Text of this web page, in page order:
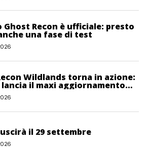
Ghost Recon è ufficiale: presto
una fase di test
Wildlands torna in azione:
il maxi aggiornamento
Rites
il 29 settembre